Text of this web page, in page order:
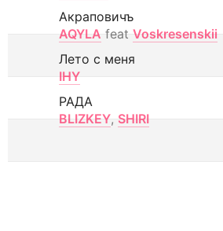
Акраповичъ
AQYLA feat Voskresenskii
Лето с меня
IHY
РАДА
BLIZKEY, SHIRI